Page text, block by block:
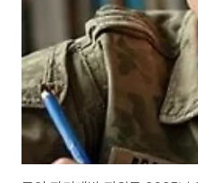
등으로 폭넓게 구성되어 있으며, 지원
입비, 상담비 등..